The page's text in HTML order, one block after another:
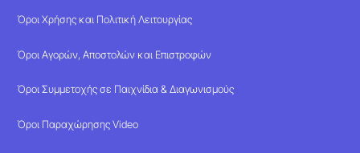
Όροι Χρήσης και Πολιτική Λειτουργίας
Όροι Αγορών, Αποστολών και Επιστροφών
Όροι Συμμετοχής σε Παιχνίδια & Διαγωνισμούς
Όροι Παραχώρησης Video